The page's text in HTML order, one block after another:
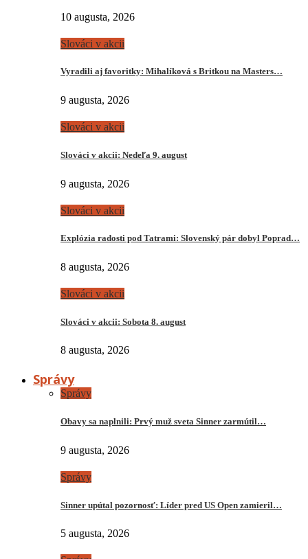
10 augusta, 2026
Slováci v akcii
Vyradili aj favoritky: Mihalíková s Britkou na Masters…
9 augusta, 2026
Slováci v akcii
Slováci v akcii: Nedeľa 9. august
9 augusta, 2026
Slováci v akcii
Explózia radosti pod Tatrami: Slovenský pár dobyl Poprad…
8 augusta, 2026
Slováci v akcii
Slováci v akcii: Sobota 8. august
8 augusta, 2026
Správy
Správy
Obavy sa naplnili: Prvý muž sveta Sinner zarmútil…
9 augusta, 2026
Správy
Sinner upútal pozornosť: Líder pred US Open zamieril…
5 augusta, 2026